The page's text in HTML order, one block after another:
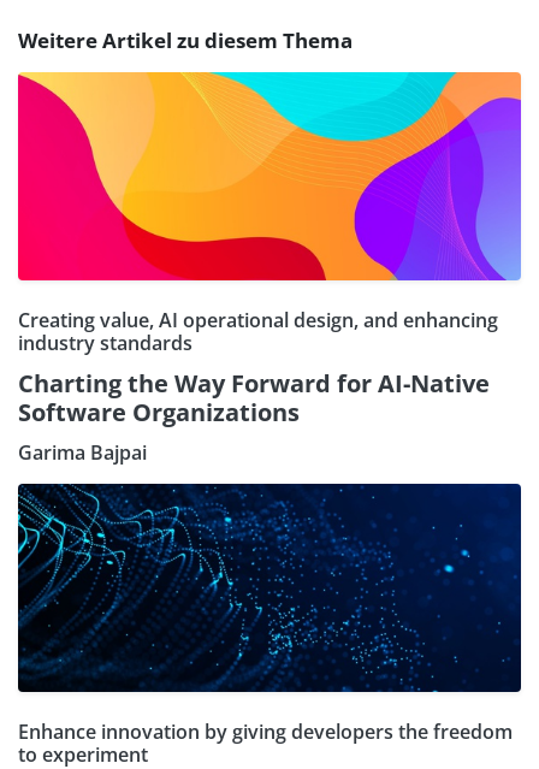
Weitere Artikel zu diesem Thema
Creating value, AI operational design, and enhancing
industry standards
Charting the Way Forward for AI-Native
Software Organizations
Garima Bajpai
Enhance innovation by giving developers the freedom
to experiment